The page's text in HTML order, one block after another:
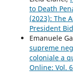
to Death
(2023): The
President
Emanuele
supreme
coloniale a
Online: Vol.